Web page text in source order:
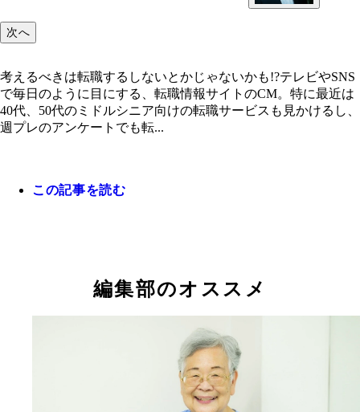
岸田内閣が掲げる「新しい資本主義」には転職し
転職コンサルタントの黒田真行氏
考えるべきは転職するしないとかじゃないかも!?
次へ
考えるべきは転職するしないとかじゃないかも!?テレビやSNS
で毎日のように目にする、転職情報サイトのCM。特に最近は
40代、50代のミドルシニア向けの転職サービスも見かけるし、
週プレのアンケートでも転...
この記事を読む
編集部のオススメ